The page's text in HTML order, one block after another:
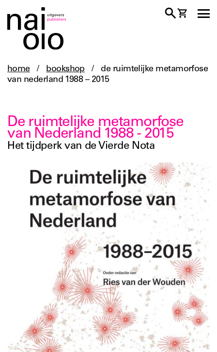
home / bookshop /
de ruimtelijke metamorfose
van nederland 1988 – 2015
De ruimtelijke metamorfose
van Nederland 1988 - 2015
Het tijdperk van de Vierde Nota